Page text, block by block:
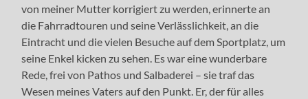
von meiner Mutter korrigiert zu werden, erinnerte an
die Fahrradtouren und seine Verlässlichkeit, an die
Eintracht und die vielen Besuche auf dem Sportplatz, um
seine Enkel kicken zu sehen. Es war eine wunderbare
Rede, frei von Pathos und Salbaderei – sie traf das
Wesen meines Vaters auf den Punkt. Er, der für alles